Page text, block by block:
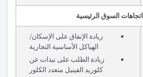
اتجاهات السوق الرئيسية
زيادة الإنفاق على الإسكان/
الهياكل الأساسية التجارية
زيادة الطلب على نبذات عن
كلوريد الفينيل متعدد الكلور